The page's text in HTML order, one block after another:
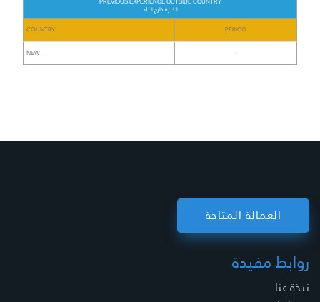
PREVIOUS EXPERIENCE OUTSIDE COUNTRY
الخبرة خارج البلد
COUNTRY
PERIOD
NEW -
العمالة المتاحة
روابط مفيدة
نبذة عنا